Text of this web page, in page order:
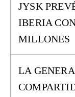
JYSK
IBERIA
MILLONES
LA